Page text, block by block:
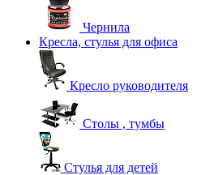
Чернила
Кресла, стулья для офиса
Кресло руководителя
Столы , тумбы
Стулья для детей